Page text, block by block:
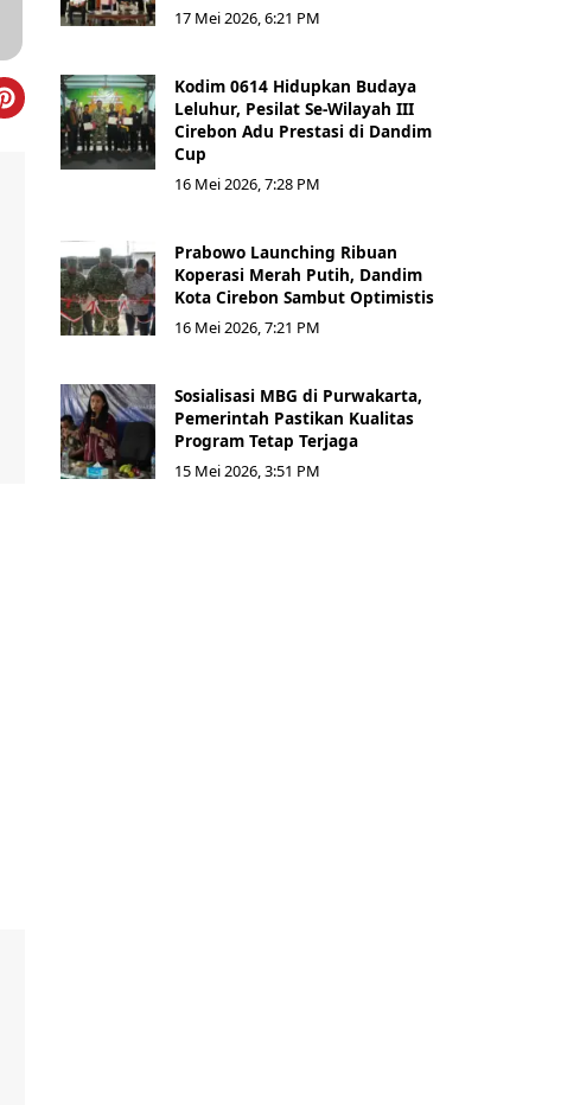
17 Mei 2026, 6:21 PM
Kodim 0614 Hidupkan Budaya
Leluhur, Pesilat Se-Wilayah III
Cirebon Adu Prestasi di Dandim
Cup
16 Mei 2026, 7:28 PM
Prabowo Launching Ribuan
Koperasi Merah Putih, Dandim
Kota Cirebon Sambut Optimistis
16 Mei 2026, 7:21 PM
Sosialisasi MBG di Purwakarta,
Pemerintah Pastikan Kualitas
Program Tetap Terjaga
15 Mei 2026, 3:51 PM